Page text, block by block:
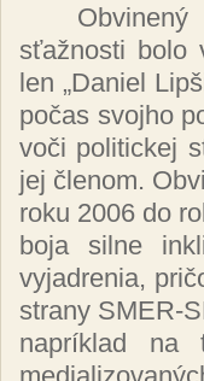
sťažnosti bolo
len „Daniel
počas svojho
voči politickej
jej členom.
roku 2006 do
boja silne
vyjadrenia,
strany SMER-
napríklad na